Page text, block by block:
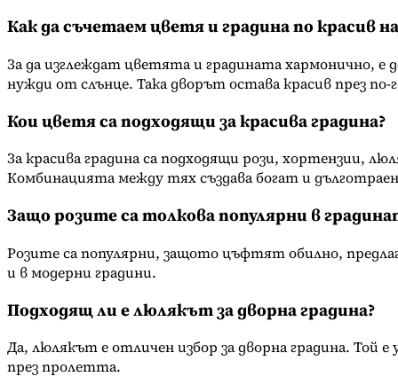
Как да съчетаем цветя и градина по красив
За да изглеждат цветята и градината хармонично,
нужди от слънце. Така дворът остава красив през
Кои цветя са подходящи за красива градина?
За красива градина са подходящи рози, хортензии,
Комбинацията между тях създава богат и
Защо розите са толкова популярни в
Розите са популярни, защото цъфтят обилно,
и в модерни градини.
Подходящ ли е люлякът за дворна градина?
Да, люлякът е отличен избор за дворна градина. Той
през пролетта.